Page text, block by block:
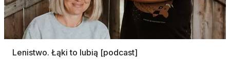
Lenistwo. Łąki to lubią [podcast]